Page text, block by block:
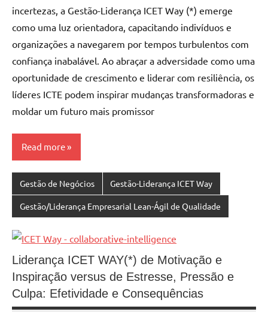
incertezas, a Gestão-Liderança ICET Way (*) emerge
como uma luz orientadora, capacitando indivíduos e
organizações a navegarem por tempos turbulentos com
confiança inabalável. Ao abraçar a adversidade como uma
oportunidade de crescimento e liderar com resiliência, os
líderes ICTE podem inspirar mudanças transformadoras e
moldar um futuro mais promissor
Read more
Gestão de Negócios Gestão-Liderança ICET Way
Gestão/Liderança Empresarial Lean-Ágil de Qualidade
Liderança ICET WAY(*) de Motivação e
Inspiração versus de Estresse, Pressão e
Culpa: Efetividade e Consequências